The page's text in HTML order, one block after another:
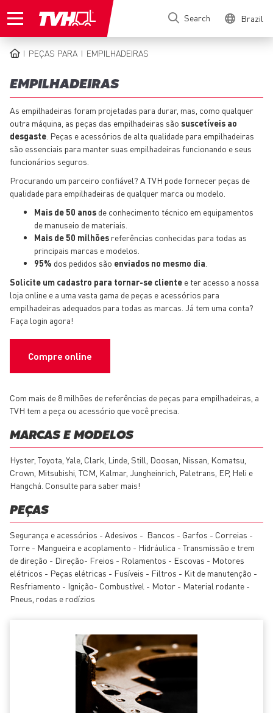
para
principal
Search Brazil
DE
NAVEGAÇÃO
PEÇAS PARA EMPILHADEIRAS
EMPILHADEIRAS
As empilhadeiras foram projetadas para durar, mas, como qualquer
outra máquina, as peças das empilhadeiras são suscetíveis ao
desgaste . Peças e acessórios de alta qualidade para empilhadeiras
são essenciais para manter suas empilhadeiras funcionando e seus
funcionários seguros.
Procurando um parceiro confiável? A TVH pode fornecer peças de
qualidade para empilhadeiras de qualquer marca ou modelo.
Mais de 50 anos de conhecimento técnico em equipamentos
de manuseio de materiais.
Mais de 50 milhões referências conhecidas para todas as
principais marcas e modelos.
95% dos pedidos são enviados no mesmo dia
Solicite um cadastro para tornar-se cliente e ter acesso a nossa
loja online e a uma vasta gama de peças e acessórios para
empilhadeiras adequados para todas as marcas. Já tem uma conta?
Faça login agora!
Compre online
Com mais de 8 milhões de referências de peças para empilhadeiras, a
TVH tem a peça ou acessório que você precisa.
MARCAS E MODELOS
Hyster, Toyota, Yale, Clark, Linde, Still, Doosan, Nissan, Komatsu,
Crown, Mitsubishi, TCM, Kalmar, Jungheinrich, Paletrans, EP, Heli e
Hangchá. Consulte para saber mais!
PEÇAS
Segurança e acessórios - Adesivos - Bancos - Garfos - Correias -
Torre - Mangueira e acoplamento - Hidráulica - Transmissão e trem
de direção - Direção- Freios - Rolamentos - Escovas - Motores
elétricos - Peças elétricas - Fusíveis - Filtros - Kit de manutenção -
Resfriamento - Ignição- Combustível - Motor - Material rodante -
Pneus, rodas e rodízios